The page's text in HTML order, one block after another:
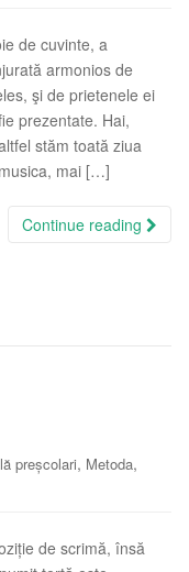
de cuvinte, a
armonios de
şi de prietenele ei
prezentate. Hai,
stăm toată ziua
mai […]
Continue reading
preșcolari, Metoda,
de scrimă, însă